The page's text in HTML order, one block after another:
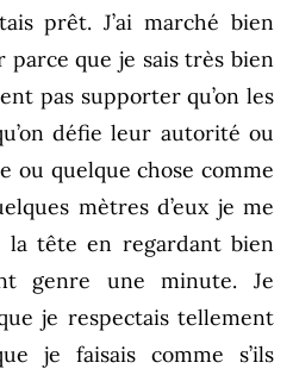
prêt. J’ai marché bien
que je sais très bien
pas supporter qu’on les
défie leur autorité ou
ou quelque chose comme
mètres d’eux je me
la tête en regardant bien
genre une minute. Je
je respectais tellement
je faisais comme s’ils